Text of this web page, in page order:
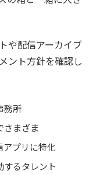
や配信アーカイブ
ント方針を確認し
務所
さまざま
アプリに特化
するタレント